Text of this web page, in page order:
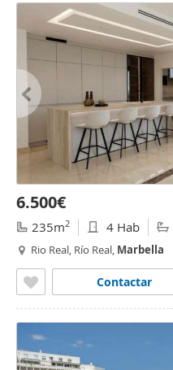
6.500€
235m2 4 Hab
Rio Real, Río Real, Marbella
Contactar